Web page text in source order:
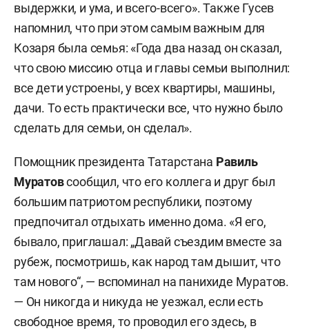
выдержки, и ума, и всего-всего». Также Гусев
напомнил, что при этом самым важным для
Козаря была семья: «Года два назад он сказал,
что свою миссию отца и главы семьи выполнил:
все дети устроены, у всех квартиры, машины,
дачи. То есть практически все, что нужно было
сделать для семьи, он сделал».
Помощник президента Татарстана Равиль
Муратовсообщил, что его коллега и друг был
большим патриотом республики, поэтому
предпочитал отдыхать именно дома. «Я его,
бывало, приглашал: „Давай съездим вместе за
рубеж, посмотришь, как народ там дышит, что
там нового“, — вспоминал на панихиде Муратов.
— Он никогда и никуда не уезжал, если есть
свободное время, то проводил его здесь, в